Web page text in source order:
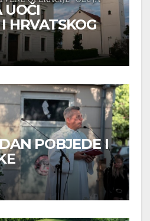
UOČI
HRVATSKOG
POBJEDE I
U SVETOJ